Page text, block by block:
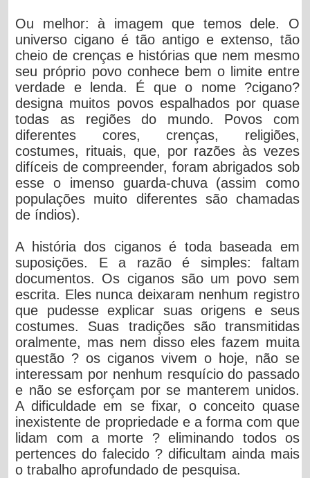
Ou melhor: à imagem que temos dele. O
universo cigano é tão antigo e extenso, tão
cheio de crenças e histórias que nem mesmo
seu próprio povo conhece bem o limite entre
verdade e lenda. É que o nome ?cigano?
designa muitos povos espalhados por quase
todas as regiões do mundo. Povos com
diferentes cores, crenças, religiões,
costumes, rituais, que, por razões às vezes
difíceis de compreender, foram abrigados sob
esse o imenso guarda-chuva (assim como
populações muito diferentes são chamadas
de índios).
A história dos ciganos é toda baseada em
suposições. E a razão é simples: faltam
documentos. Os ciganos são um povo sem
escrita. Eles nunca deixaram nenhum registro
que pudesse explicar suas origens e seus
costumes. Suas tradições são transmitidas
oralmente, mas nem disso eles fazem muita
questão ? os ciganos vivem o hoje, não se
interessam por nenhum resquício do passado
e não se esforçam por se manterem unidos.
A dificuldade em se fixar, o conceito quase
inexistente de propriedade e a forma com que
lidam com a morte ? eliminando todos os
pertences do falecido ? dificultam ainda mais
o trabalho aprofundado de pesquisa.